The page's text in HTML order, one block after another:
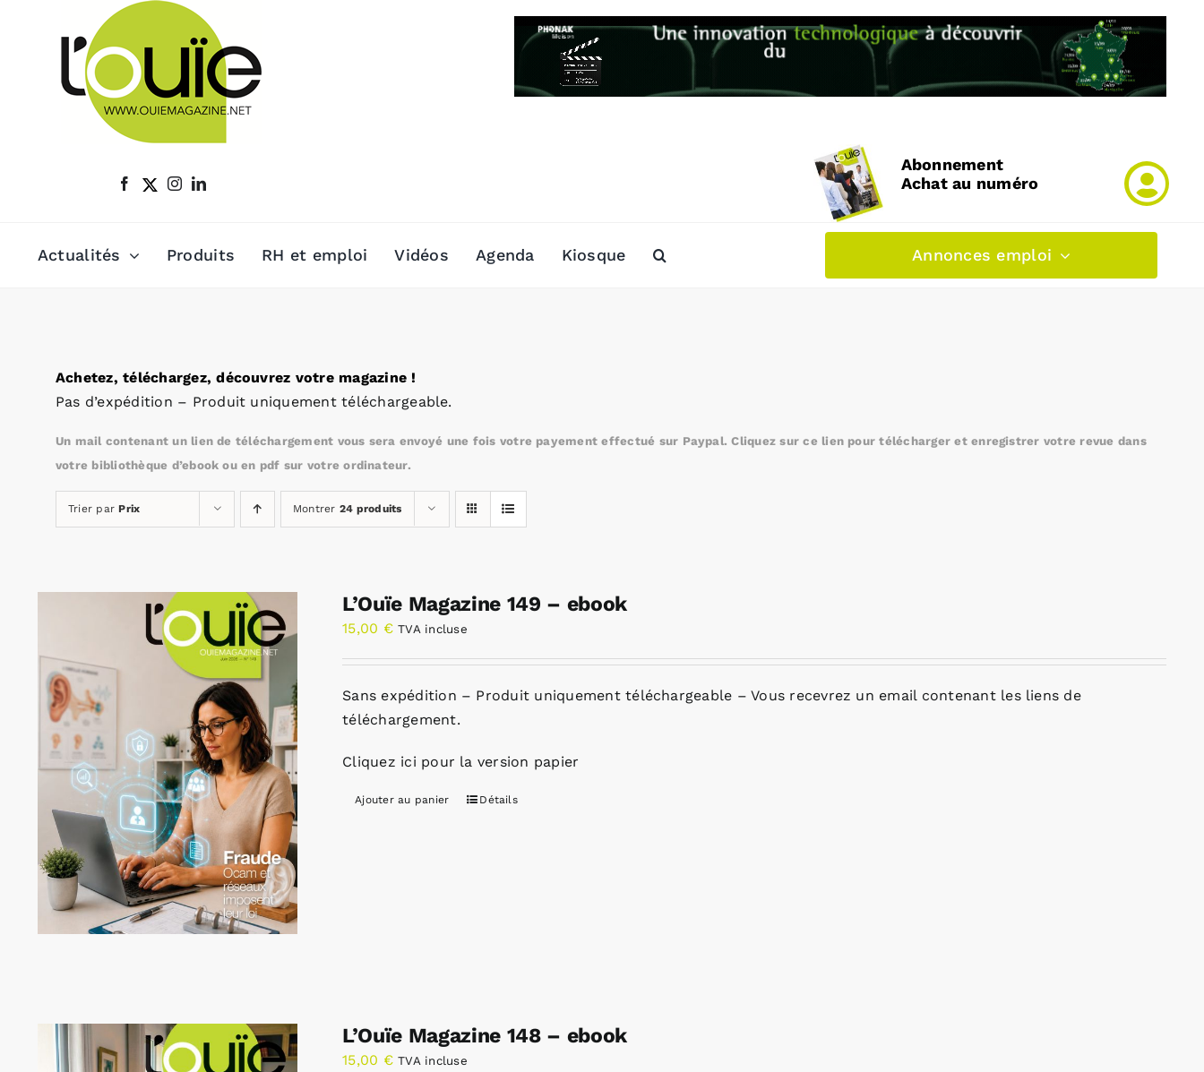
Abonnement
Achat au numéro
Actualités Produits RH et emploi Vidéos Agenda Kiosque Annonces emploi
Achetez, téléchargez, découvrez votre magazine !
Pas d’expédition – Produit uniquement téléchargeable.
Un mail contenant un lien de téléchargement vous sera envoyé une fois votre payement effectué sur Paypal. Cliquez sur ce lien pour télécharger et enregistrer votre revue dans
votre bibliothèque d’ebook ou en pdf sur votre ordinateur.
Trier parPrix Montrer 24 produits
L’Ouïe Magazine 149 – ebook
15,00 € TVA incluse
Sans expédition – Produit uniquement téléchargeable – Vous recevrez un email contenant les liens de
téléchargement.
Cliquez ici pour la version papier
Ajouter au panier Détails
L’Ouïe Magazine 148 – ebook
15,00 € TVA incluse